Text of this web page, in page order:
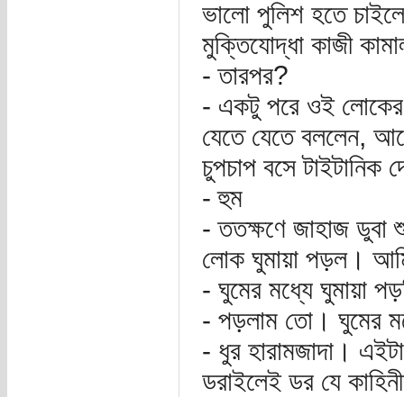
ভালো পুলিশ হতে
মুক্তিযোদ্ধা কাজী
- তারপর?
- একটু পরে ওই লোকের
যেতে যেতে বললেন,
চুপচাপ বসে টাইটানিক
- হুম
- ততক্ষণে জাহাজ ডুবা
লোক ঘুমায়া পড়ল।
- ঘুমের মধ্যে ঘুমায়া
- পড়লাম তো। ঘুমের
- ধুর হারামজাদা।
ডরাইলেই ডর যে